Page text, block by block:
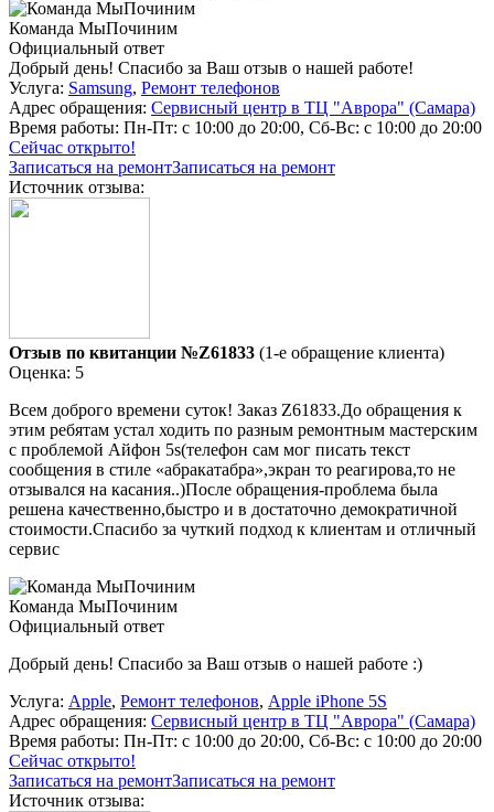
Команда МыПочиним
Официальный ответ
Добрый день! Спасибо за Ваш отзыв о нашей работе!
Услуга: Samsung, Ремонт телефонов
Адрес обращения: Сервисный центр в ТЦ "Аврора" (Самара)
Время работы: Пн-Пт: с 10:00 до 20:00, Сб-Вс: с 10:00 до 20:00
Сейчас открыто!
Записаться на ремонтЗаписаться на ремонт
Источник отзыва:
Отзыв по квитанции №Z61833 (1-е обращение клиента)
Оценка: 5
Всем доброго времени суток! Заказ Z61833.До обращения к
этим ребятам устал ходить по разным ремонтным мастерским
с проблемой Айфон 5s(телефон сам мог писать текст
сообщения в стиле «абракатабра»,экран то реагирова,то не
отзывался на касания..)После обращения-проблема была
решена качественно,быстро и в достаточно демократичной
стоимости.Спасибо за чуткий подход к клиентам и отличный
сервис
Команда МыПочиним
Официальный ответ
Добрый день! Спасибо за Ваш отзыв о нашей работе :)
Услуга: Apple, Ремонт телефонов, Apple iPhone 5S
Адрес обращения: Сервисный центр в ТЦ "Аврора" (Самара)
Время работы: Пн-Пт: с 10:00 до 20:00, Сб-Вс: с 10:00 до 20:00
Сейчас открыто!
Записаться на ремонтЗаписаться на ремонт
Источник отзыва: